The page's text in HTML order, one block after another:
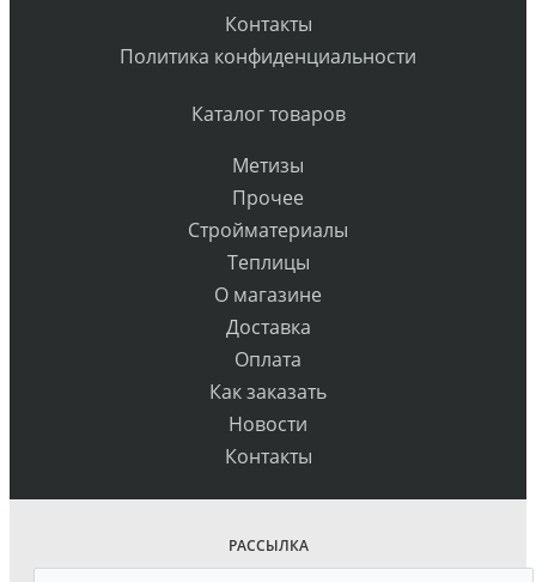
Контакты
Политика конфиденциальности
Каталог товаров
Метизы
Прочее
Стройматериалы
Теплицы
О магазине
Доставка
Оплата
Как заказать
Новости
Контакты
РАССЫЛКА